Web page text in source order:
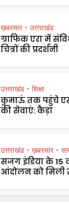
ख़बरसार • उत्तराखंड
ग्राफिक एरा में
चित्रों की प्रदर्शनी
उत्तराखंड • शिक्षा
कुमाऊं तक पहुंचे
की सेवाएं: कैड़ा
उत्तराखंड • ख़बरसार •
सजग इंडिया के 15
आंदोलन को मिली